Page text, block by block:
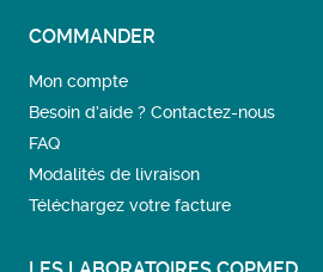
COMMANDER
Mon compte
Besoin d’aide ? Contactez-nous
FAQ
Modalités de livraison
Téléchargez votre facture